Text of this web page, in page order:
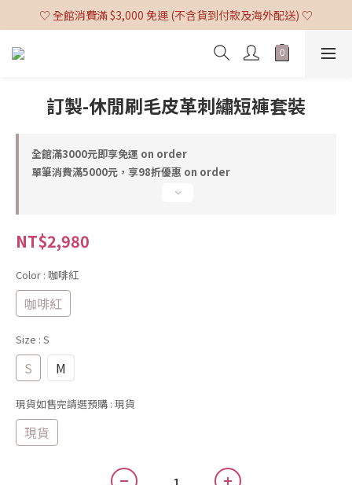
♡ 全館消費滿 $3,000 免運 (不含貨到付款及海外配送) ♡
♡ 全館消費滿 $3,000 免運 (不含貨到付款及海外配送) ♡
♡ 8月 10＆25 上新  ♡
訂製-休閒刷毛皮革刺繡短褲套裝
全館滿3000元即享免運 on order
單筆消費滿5000元，享98折優惠 on order
NT$2,980
Color : 咖啡紅
咖啡紅
Size : S
S M
現貨如售完請選預購 : 現貨
現貨